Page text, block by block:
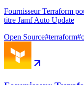
Fournisseur Terraform
titre Jamf Auto Update
Open Source#terraform#